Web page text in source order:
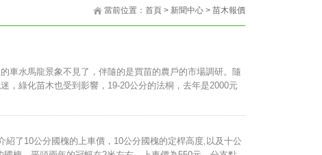
當前位置： 首頁 > 新聞中心 > 苗木報價
車水馬龍景象不見了，伴隨的是買苗的農戶的市場調研。隨
，綠化苗木也受到影響，19-20公分的法桐，去年是2000元
了10公分國槐的上車價，10公分國槐的定桿高度,以及十公